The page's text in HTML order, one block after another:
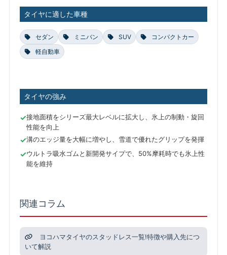
タイヤに適した車種
セダン ミニバン SUV
コンパクトカー
軽自動車
タイヤの強み
接地面積をシリーズ最大レベルに拡大し、氷上の制動・旋回
性能を向上
溝のエッジ量を大幅に増やし、雪道で優れたグリップを発揮
ウルトラ吸水ゴムと新開発サイプで、50%摩耗時でも氷上性
能を維持
関連コラム
ヨコハマタイヤのスタッドレス一覧!特徴や購入先につ
いて解説